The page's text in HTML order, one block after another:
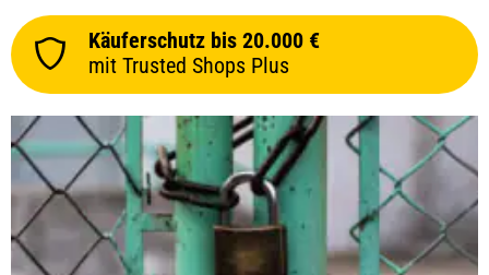
Käuferschutz bis 20.000 €
mit Trusted Shops Plus